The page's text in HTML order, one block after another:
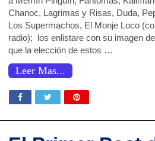
Chanoc, Lagrimas y Risas, Duda,
Los Supermachos, El Monje Loco
radio); los enlistare con su imagen
que la elección de estos …
Leer Mas...